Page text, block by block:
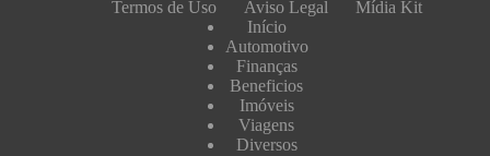
Termos de Uso
Aviso Legal
Mídia Kit
Início
Automotivo
Finanças
Beneficios
Imóveis
Viagens
Diversos